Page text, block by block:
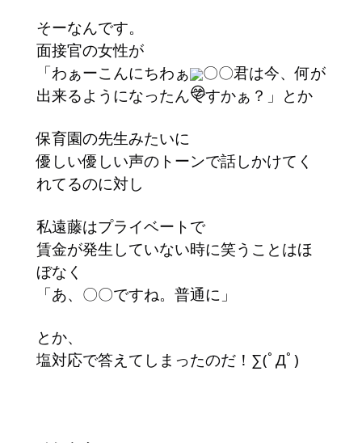
そーなんです。
面接官の女性が
「わぁーこんにちわぁ
〇〇君は今、何が
出来るようになったんですかぁ？」とか
保育園の先生みたいに
優しい優しい声のトーンで話しかけてく
れてるのに対し
私遠藤はプライベートで
賃金が発生していない時に笑うことはほ
ぼなく
「あ、〇〇ですね。普通に」
とか、
塩対応で答えてしまったのだ！∑(ﾟДﾟ)